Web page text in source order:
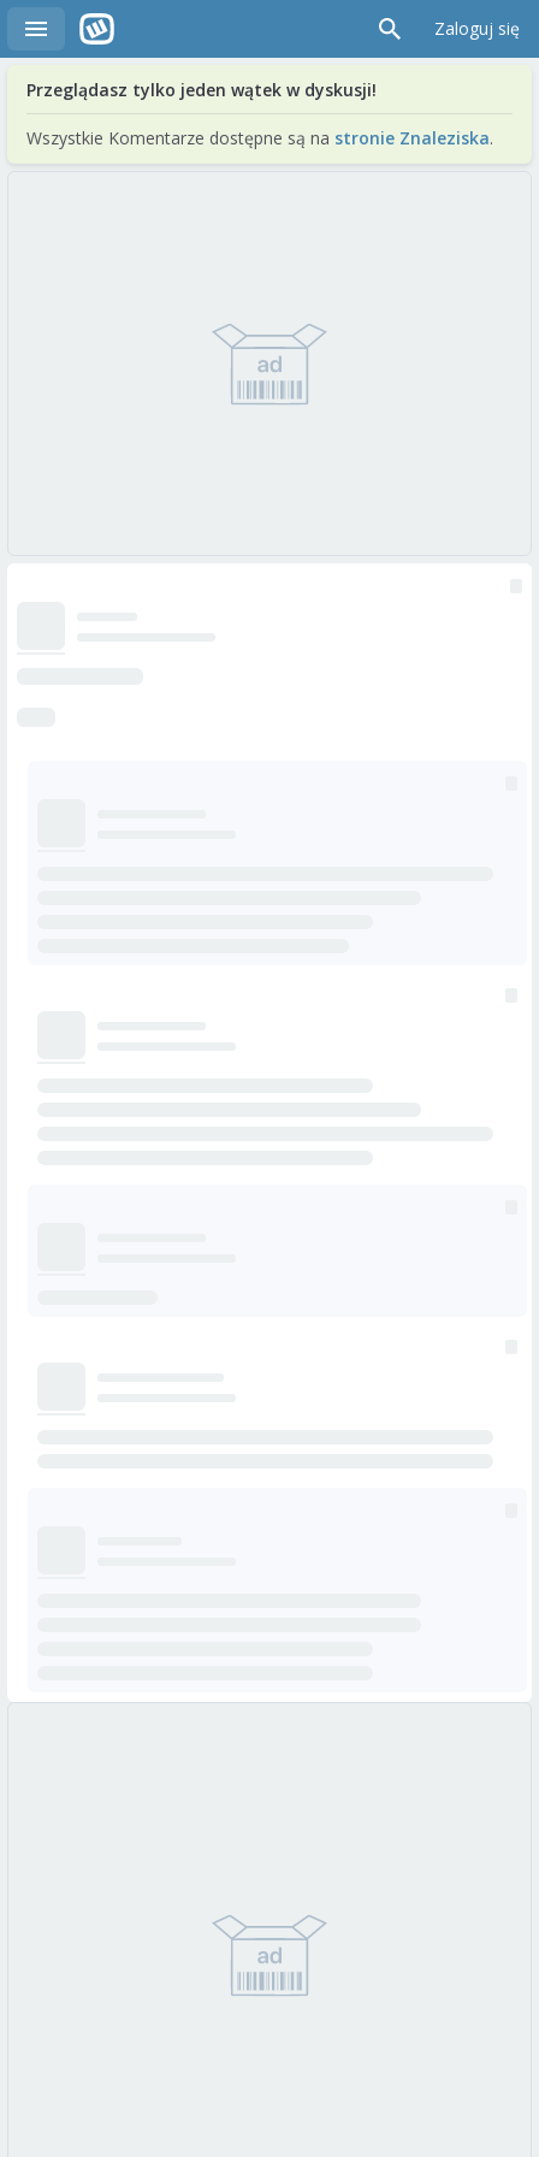
Zaloguj się
Przeglądasz tylko jeden wątek w dyskusji!
Wszystkie Komentarze dostępne są na stronie Znaleziska.